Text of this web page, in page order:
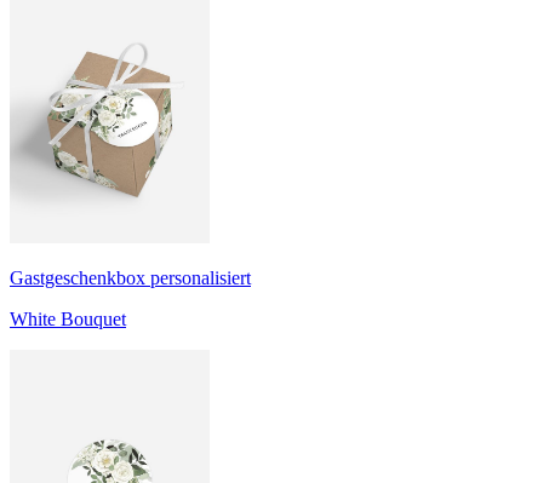
Gastgeschenkbox personalisiert
White Bouquet